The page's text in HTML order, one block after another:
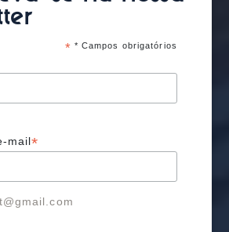
* * Campos obrigatórios
mail*